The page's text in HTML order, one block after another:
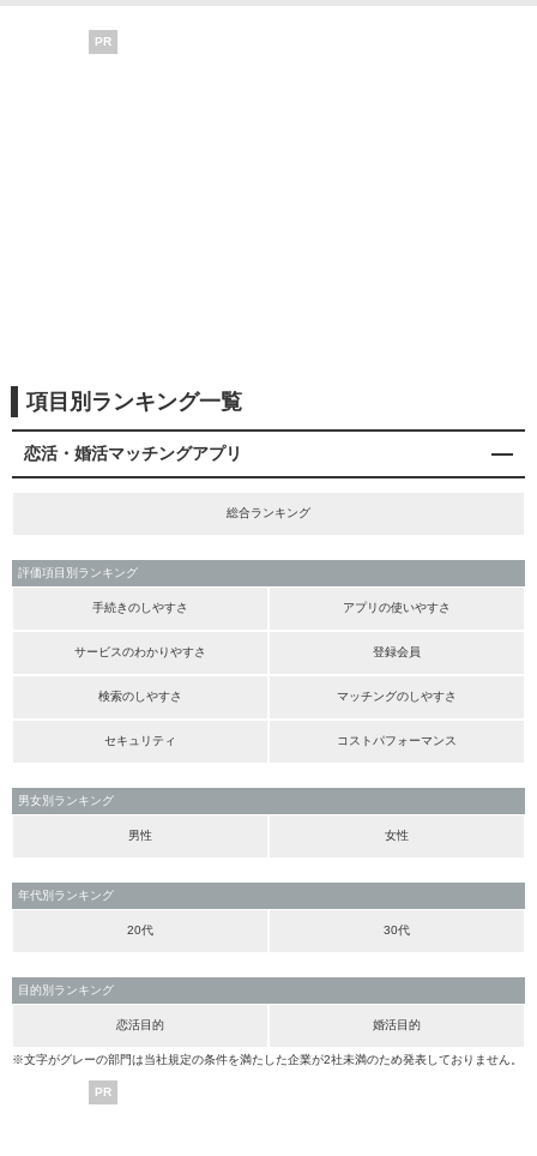
PR
項目別ランキング一覧
恋活・婚活マッチングアプリ
総合ランキング
評価項目別ランキング
手続きのしやすさ アプリの使いやすさ
サービスのわかりやすさ 登録会員
検索のしやすさ マッチングのしやすさ
セキュリティ コストパフォーマンス
男女別ランキング
男性 女性
年代別ランキング
20代 30代
目的別ランキング
恋活目的 婚活目的
※文字がグレーの部門は当社規定の条件を満たした企業が2社未満のため発表しておりません。
PR